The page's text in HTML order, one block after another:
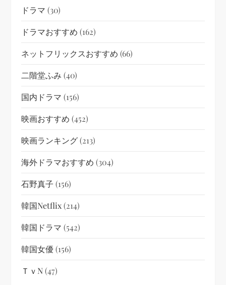
ドラマ (30)
ドラマおすすめ (162)
ネットフリックスおすすめ (66)
二階堂ふみ (40)
国内ドラマ (156)
映画おすすめ (452)
映画ランキング(213)
海外ドラマおすすめ (304)
石野真子 (156)
韓国netflix(214)
韓国ドラマ (542)
韓国女優(156)
ＴｖN(47)